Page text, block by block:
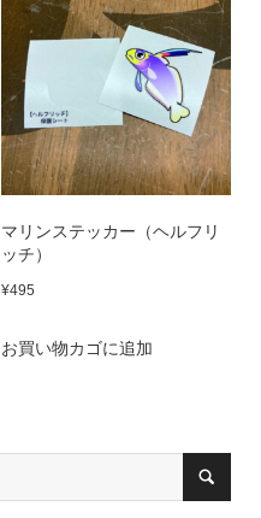
マリンステッカー（ヘルフリ
ッチ）
¥495
お買い物カゴに追加